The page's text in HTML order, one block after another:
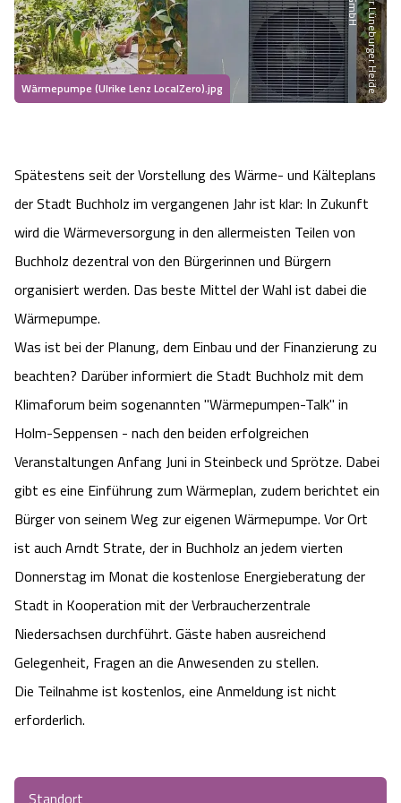
Heideflächen
Freizeitparks
Städte
Hotels
Ferienwohnungen
Pensionen
Urlaub auf dem Bauernhof
Urlaub mit Hund
Last Minute
Anreise
Shop
Naturpark Südheide
Naturerlebnis im Frühling
Naturerlebnis im Herbst
Ausflugsziele
Fahrrad Urlaub
Reiten
Regionale Küche
Tiere
HeideSpezialitäten
Urlaub mit Hund
Quad Bahn Bispingen
Kletterparks
Abenteuerlabyrinth
Heide Himmel Baumwipfelpfad
Adventure Schnucken Golf
Weltvogelpark Walsrode
Wildpark Lüneburger Heide
Otter Zentrum
Wildpark Müden
Snow World Bispingen
Ralf Schumacher Kart & Bowl
Thermen
Vegan, Fasten & Co.
Balance
Wellness-Kurzurlaub
THERMEplus® Unterkünfte
Veranstaltungen
Die Hansestadt Lüneburg
Sehenswürdigkeiten Lüneburg
Kulinarisches Lüneburg
Unterkünfte Lüneburg
Veranstaltungen & Führungen Lüneburg
Sehenswürdigkeiten Celle
Shopping Celle
Kulinarisches Celle
Unterkünfte Celle
Veranstaltungen & Führungen Celle
Hoher Kontrast Modus:
Schriftgröße: A A A
Wärmepumpe (Ulrike Lenz LocalZero).jpg
e
G
H
Spätestens seit der Vorstellung des Wärme- und Kälteplans
der Stadt Buchholz im vergangenen Jahr ist klar: In Zukunft
wird die Wärmeversorgung in den allermeisten Teilen von
Buchholz dezentral von den Bürgerinnen und Bürgern
organisiert werden. Das beste Mittel der Wahl ist dabei die
Wärmepumpe.
Was ist bei der Planung, dem Einbau und der Finanzierung zu
beachten? Darüber informiert die Stadt Buchholz mit dem
Klimaforum beim sogenannten "Wärmepumpen-Talk" in
Holm-Seppensen - nach den beiden erfolgreichen
Veranstaltungen Anfang Juni in Steinbeck und Sprötze. Dabei
gibt es eine Einführung zum Wärmeplan, zudem berichtet ein
Bürger von seinem Weg zur eigenen Wärmepumpe. Vor Ort
ist auch Arndt Strate, der in Buchholz an jedem vierten
Donnerstag im Monat die kostenlose Energieberatung der
Stadt in Kooperation mit der Verbraucherzentrale
Niedersachsen durchführt. Gäste haben ausreichend
Gelegenheit, Fragen an die Anwesenden zu stellen.
Die Teilnahme ist kostenlos, eine Anmeldung ist nicht
erforderlich.
Standort